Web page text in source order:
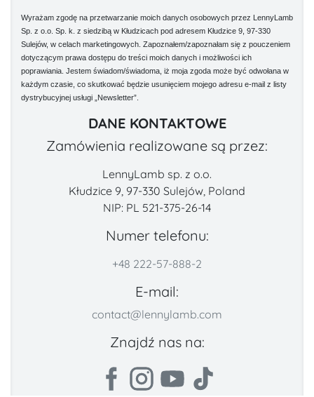
Wyrażam zgodę na przetwarzanie moich danych osobowych przez LennyLamb
Sp. z o.o. Sp. k. z siedzibą w Kłudzicach pod adresem Kłudzice 9, 97-330
Sulejów, w celach marketingowych. Zapoznałem/zapoznałam się z pouczeniem
dotyczącym prawa dostępu do treści moich danych i możliwości ich
poprawiania. Jestem świadom/świadoma, iż moja zgoda może być odwołana w
każdym czasie, co skutkować będzie usunięciem mojego adresu e-mail z listy
dystrybucyjnej usługi „Newsletter”.
DANE KONTAKTOWE
Zamówienia realizowane są przez:
LennyLamb sp. z o.o.
Kłudzice 9, 97-330 Sulejów, Poland
NIP: PL 521-375-26-14
Numer telefonu:
+48 222-57-888-2
E-mail:
contact@lennylamb.com
Znajdź nas na: